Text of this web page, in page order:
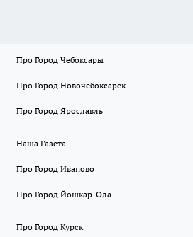
Про Город Чебоксары
Про Город Новочебоксарск
Про Город Ярославль
Наша Газета
Про Город Иваново
Про Город Йошкар-Ола
Про Город Курск